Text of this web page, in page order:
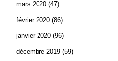
mars 2020 (47)
février 2020 (86)
janvier 2020 (96)
décembre 2019 (59)